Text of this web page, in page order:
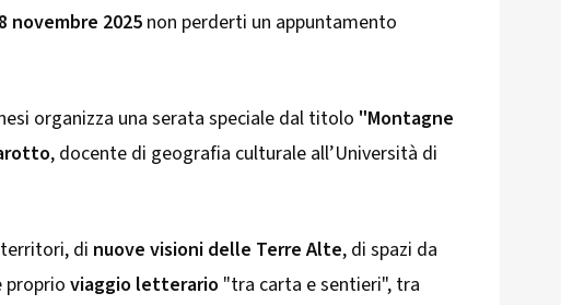
novembre 2025non perderti un appuntamento
organizza una serata speciale dal titolo "Montagne
, docente di geografia culturale all’Università di
di nuove visioni delle Terre Alte, di spazi da
proprioviaggio letterario "tra carta e sentieri", tra